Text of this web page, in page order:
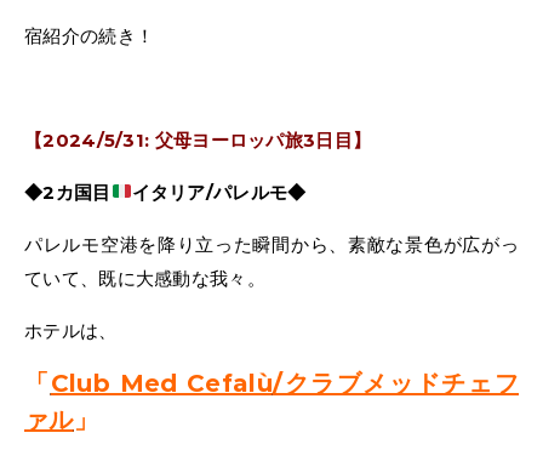
宿紹介の続き！
【2024/5/31: 父母ヨーロッパ旅3日目】
◆2カ国目 イタリア/パレルモ◆
パレルモ空港を降り立った瞬間から、素敵な景色が広がっ
ていて、既に大感動な我々。
ホテルは、
「Club Med Cefalù/クラブメッドチェフ
ァル」